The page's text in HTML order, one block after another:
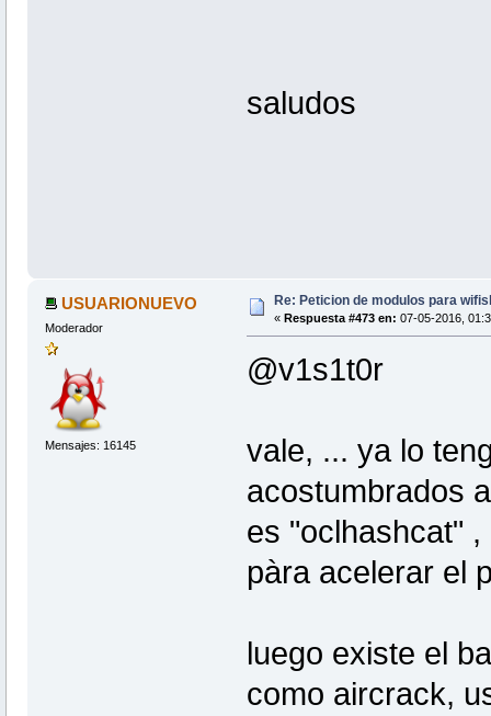
saludos
USUARIONUEVO
Moderador
Mensajes: 16145
Re: Peticion de modulos para
« Respuesta #473 en: 07-05-2016,
@v1s1t0r
vale, ... ya lo
acostumbrados
es "oclhashcat"
pàra acelerar el
luego existe el
como aircrack,